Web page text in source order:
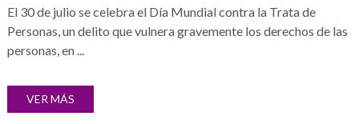
El 30 de julio se celebra el Día Mundial contra la Trata de
Personas, un delito que vulnera gravemente los derechos de las
personas, en ...
VER MÁS